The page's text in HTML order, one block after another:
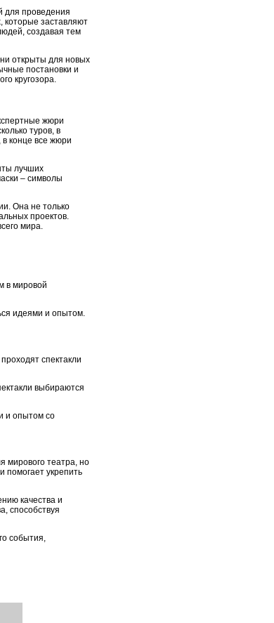
для проведения
которые заставляют
создавая тем
открыты для новых
постановки и
кругозора.
жюри
туров, в
конце все жюри
лучших
– символы
Она не только
проектов.
мира.
в мировой
идеями и опытом.
спектакли
выбираются
и опытом со
мирового театра, но
помогает укрепить
качества и
способствуя
события,